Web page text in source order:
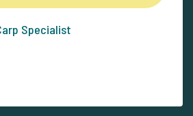
Specialist